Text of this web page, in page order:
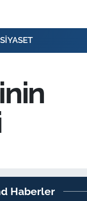
SİYASET
Haberler